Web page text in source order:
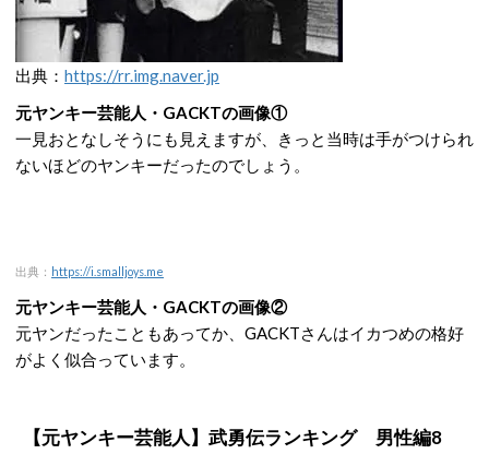
出典： https://rr.img.naver.jp
元ヤンキー芸能人・GACKTの画像①
一見おとなしそうにも見えますが、きっと当時は手がつけられ
ないほどのヤンキーだったのでしょう。
出典： https://i.smalljoys.me
元ヤンキー芸能人・GACKTの画像②
元ヤンだったこともあってか、GACKTさんはイカつめの格好
がよく似合っています。
【元ヤンキー芸能人】武勇伝ランキング 男性編8